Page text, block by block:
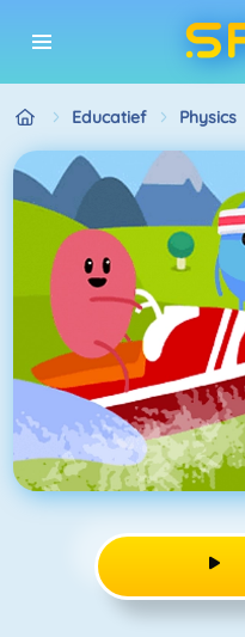
Educatief Physics